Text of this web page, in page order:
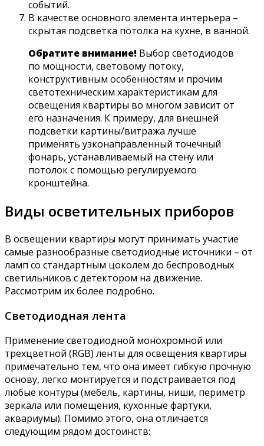
событий.
В качестве основного элемента интерьера –
скрытая подсветка потолка на кухне, в ванной.
Обратите внимание! Выбор светодиодов
по мощности, световому потоку,
конструктивным особенностям и прочим
светотехническим характеристикам для
освещения квартиры во многом зависит от
его назначения. К примеру, для внешней
подсветки картины/витража лучше
применять узконаправленный точечный
фонарь, устанавливаемый на стену или
потолок с помощью регулируемого
кронштейна.
Виды осветительных приборов
В освещении квартиры могут принимать участие
самые разнообразные светодиодные источники – от
ламп со стандартным цоколем до беспроводных
светильников с детектором на движение.
Рассмотрим их более подробно.
Светодиодная лента
Применение светодиодной монохромной или
трехцветной (RGB) ленты для освещения квартиры
примечательно тем, что она имеет гибкую прочную
основу, легко монтируется и подстраивается под
любые контуры (мебель, картины, ниши, периметр
зеркала или помещения, кухонные фартуки,
аквариумы). Помимо этого, она отличается
следующим рядом достоинств: